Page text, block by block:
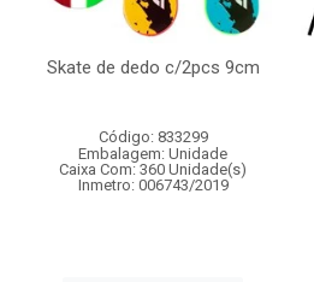
Skate de dedo c/2pcs 9cm
Código: 833299
Embalagem: Unidade
Caixa Com: 360 Unidade(s)
Inmetro: 006743/2019